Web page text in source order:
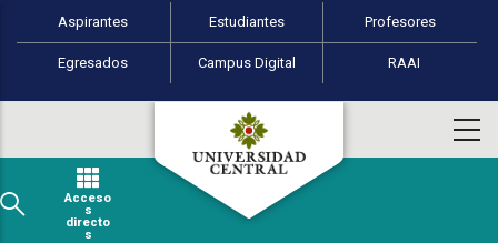
Pasar al contenido principal
Perfiles de usuario
Aspirantes Estudiantes Profesores
Egresados Campus Digital RAAI
Acceso
s
directo
s